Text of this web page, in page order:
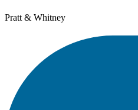
Pratt & Whitney